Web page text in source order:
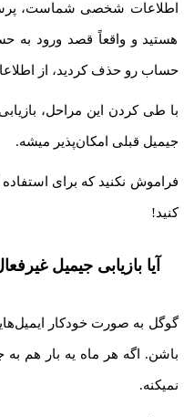
اطلاعات شخصی شماست،
هستید و واقعاً قصد ورود به
حساب رو حذف کردید، از
با طی کردن این مراحل،
جیمیل قبلی امکان‌پذیر میشه.
کنید!
آیا بازیابی جیمیل
باشن. اگه هر ماه یه بار هم
نمیکنه.